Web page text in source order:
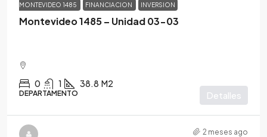
MONTEVIDEO 1485 FINANCIACION INVERSION
Montevideo 1485 – Unidad 03-03
0 1 38.8 M2
DEPARTAMENTO Detalles
2 meses ago